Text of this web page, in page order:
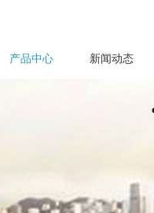
产品中心 新闻动态